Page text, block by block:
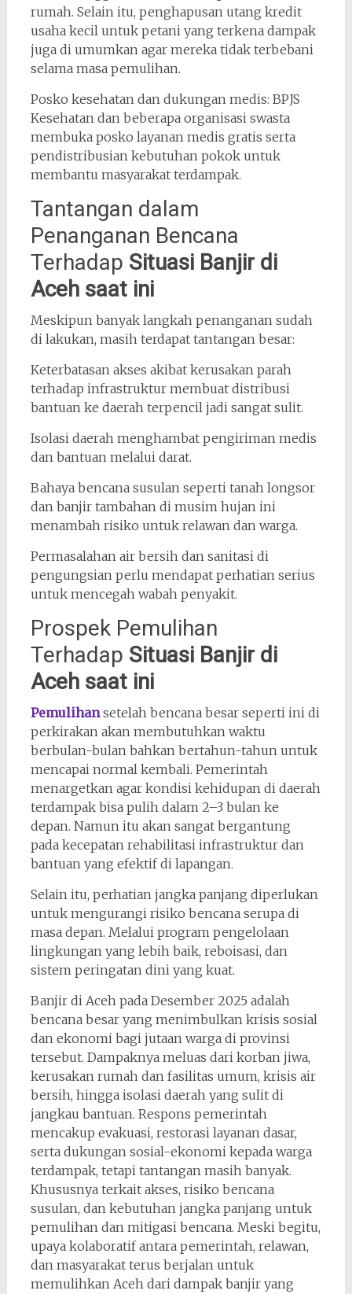
rumah. Selain itu, penghapusan utang kredit
usaha kecil untuk petani yang terkena dampak
juga di umumkan agar mereka tidak terbebani
selama masa pemulihan.
Posko kesehatan dan dukungan medis: BPJS
Kesehatan dan beberapa organisasi swasta
membuka posko layanan medis gratis serta
pendistribusian kebutuhan pokok untuk
membantu masyarakat terdampak.
Tantangan dalam
Penanganan Bencana
Terhadap Situasi Banjir di
Aceh saat ini
Meskipun banyak langkah penanganan sudah
di lakukan, masih terdapat tantangan besar:
Keterbatasan akses akibat kerusakan parah
terhadap infrastruktur membuat distribusi
bantuan ke daerah terpencil jadi sangat sulit.
Isolasi daerah menghambat pengiriman medis
dan bantuan melalui darat.
Bahaya bencana susulan seperti tanah longsor
dan banjir tambahan di musim hujan ini
menambah risiko untuk relawan dan warga.
Permasalahan air bersih dan sanitasi di
pengungsian perlu mendapat perhatian serius
untuk mencegah wabah penyakit.
Prospek Pemulihan
Terhadap Situasi Banjir di
Aceh saat ini
Pemulihansetelah bencana besar seperti ini di
perkirakan akan membutuhkan waktu
berbulan-bulan bahkan bertahun-tahun untuk
mencapai normal kembali. Pemerintah
menargetkan agar kondisi kehidupan di daerah
terdampak bisa pulih dalam 2–3 bulan ke
depan. Namun itu akan sangat bergantung
pada kecepatan rehabilitasi infrastruktur dan
bantuan yang efektif di lapangan.
Selain itu, perhatian jangka panjang diperlukan
untuk mengurangi risiko bencana serupa di
masa depan. Melalui program pengelolaan
lingkungan yang lebih baik, reboisasi, dan
sistem peringatan dini yang kuat.
Banjir di Aceh pada Desember 2025 adalah
bencana besar yang menimbulkan krisis sosial
dan ekonomi bagi jutaan warga di provinsi
tersebut. Dampaknya meluas dari korban jiwa,
kerusakan rumah dan fasilitas umum, krisis air
bersih, hingga isolasi daerah yang sulit di
jangkau bantuan. Respons pemerintah
mencakup evakuasi, restorasi layanan dasar,
serta dukungan sosial-ekonomi kepada warga
terdampak, tetapi tantangan masih banyak.
Khususnya terkait akses, risiko bencana
susulan, dan kebutuhan jangka panjang untuk
pemulihan dan mitigasi bencana. Meski begitu,
upaya kolaboratif antara pemerintah, relawan,
dan masyarakat terus berjalan untuk
memulihkan Aceh dari dampak banjir yang